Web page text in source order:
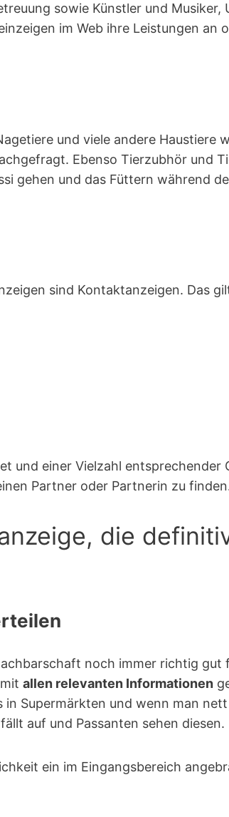
sowie Künstler und Musiker,
im Web ihre Leistungen an
und viele andere Haustiere
Ebenso Tierzubhör und
gehen und das Füttern während
sind Kontakt­anzeigen. Das
und einer Vielzahl entsprechender
Partner oder Partnerin zu
die
noch immer richtig
allen relevanten Informationen
Supermärkten und wenn man
auf und Passanten sehen diesen.
ein im Eingangsbereich